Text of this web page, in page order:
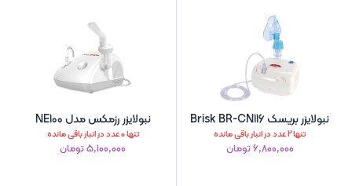
نبولایزر بریسک Brisk BR-CN116
تنها 2 عدد در انبار باقی مانده
۶٬۸۰۰٬۰۰۰ تومان
نبولایزر رزمکس مدل NE100
تنها 0 عدد در انبار باقی مانده
۵٬۱۰۰٬۰۰۰ تومان